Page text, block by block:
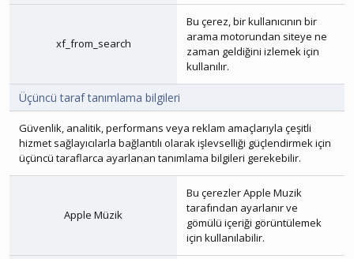
xf_from_search
Bu çerez, bir kullanıcının bir
arama motorundan siteye ne
zaman geldiğini izlemek için
kullanılır.
Üçüncü taraf tanımlama bilgileri
Güvenlik, analitik, performans veya reklam amaçlarıyla çeşitli
hizmet sağlayıcılarla bağlantılı olarak işlevselliği güçlendirmek için
üçüncü taraflarca ayarlanan tanımlama bilgileri gerekebilir.
Apple Müzik
Bu çerezlerApple Muzik
tarafından ayarlanır ve
gömülü içeriği görüntülemek
için kullanılabilir.